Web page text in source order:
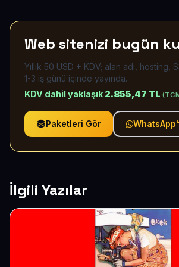
Web sitenizi bugün
Yıllık 50 USD + KDV; alan adı, hosting,
1-3 iş günü içinde yayında.
KDV dahil yaklaşık 2.855,47 TL
Paketleri Gör
İlgili Yazılar